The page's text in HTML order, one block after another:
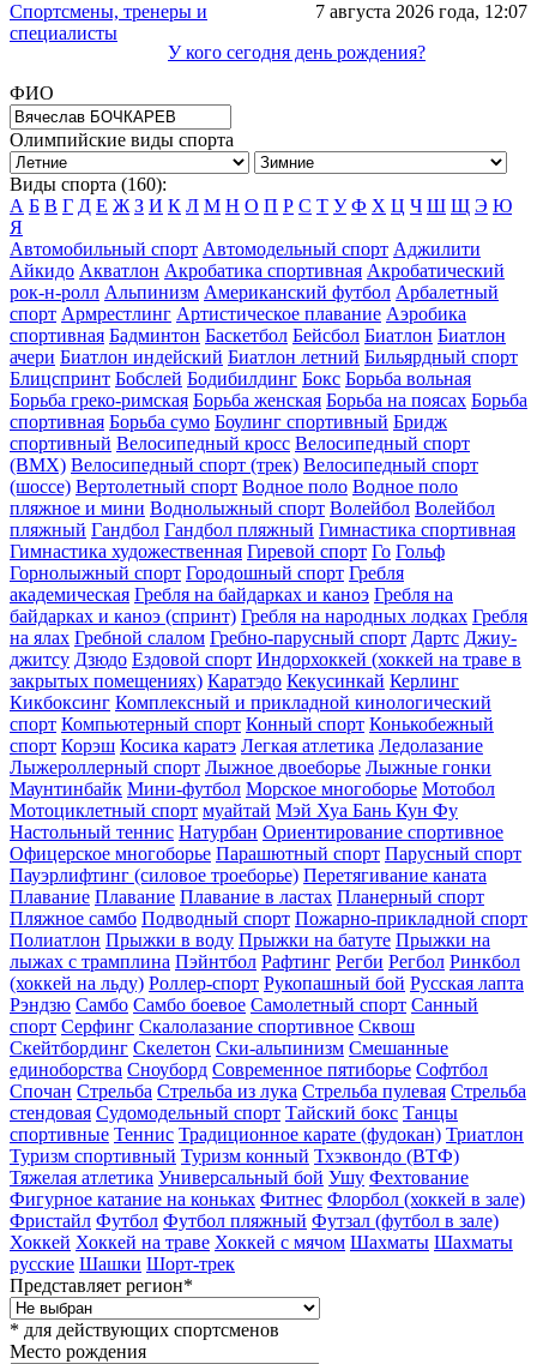
7 августа 2026 года, 12:07
У кого сегодня день рождения?
Спортсмены, тренеры и
специалисты
ФИО
Олимпийские виды спорта
Виды спорта (160):
А Б В Г Д Е Ж З И К Л М Н О П Р С Т У Ф Х Ц Ч Ш Щ Э Ю
Я
Автомобильный спорт Автомодельный спорт Аджилити
Айкидо Акватлон Акробатика спортивная Акробатический
рок-н-ролл Альпинизм Американский футбол Арбалетный
спорт Армрестлинг Артистическое плавание Аэробика
спортивная Бадминтон Баскетбол Бейсбол Биатлон Биатлон
ачери Биатлон индейский Биатлон летний Бильярдный спорт
Блицспринт Бобслей Бодибилдинг Бокс Борьба вольная
Борьба греко-римская Борьба женская Борьба на поясах Борьба
спортивная Борьба сумо Боулинг спортивный Бридж
спортивный Велосипедный кросс Велосипедный спорт
(BMX) Велосипедный спорт (трек) Велосипедный спорт
(шоссе) Вертолетный спорт Водное поло Водное поло
пляжное и мини Воднолыжный спорт Волейбол Волейбол
пляжный Гандбол Гандбол пляжный Гимнастика спортивная
Гимнастика художественная Гиревой спорт Го Гольф
Горнолыжный спорт Городошный спорт Гребля
академическая Гребля на байдарках и каноэ Гребля на
байдарках и каноэ (спринт) Гребля на народных лодках Гребля
на ялах Гребной слалом Гребно-парусный спорт Дартс Джиу-
джитсу Дзюдо Ездовой спорт Индорхоккей (хоккей на траве в
закрытых помещениях) Каратэдо Кекусинкай Керлинг
Кикбоксинг Комплексный и прикладной кинологический
спорт Компьютерный спорт Конный спорт Конькобежный
спорт Корэш Косика каратэ Легкая атлетика Ледолазание
Лыжероллерный спорт Лыжное двоеборье Лыжные гонки
Маунтинбайк Мини-футбол Морское многоборье Мотобол
Мотоциклетный спорт муайтай Мэй Хуа Бань Кун Фу
Настольный теннис Натурбан Ориентирование cпортивное
Офицерское многоборье Парашютный спорт Парусный спорт
Пауэрлифтинг (силовое троеборье) Перетягивание каната
Плавание Плавание Плавание в ластах Планерный спорт
Пляжное самбо Подводный спорт Пожарно-прикладной спорт
Полиатлон Прыжки в воду Прыжки на батуте Прыжки на
лыжах с трамплина Пэйнтбол Рафтинг Регби Регбол Ринкбол
(хоккей на льду) Роллер-спорт Рукопашный бой Русская лапта
Рэндзю Самбо Самбо боевое Самолетный спорт Санный
спорт Серфинг Скалолазание спортивное Сквош
Скейтбординг Скелетон Ски-альпинизм Смешанные
единоборства Сноуборд Современное пятиборье Софтбол
Спочан Стрельба Стрельба из лука Стрельба пулевая Стрельба
стендовая Судомодельный спорт Тайский бокс Танцы
спортивные Теннис Традиционное карате (фудокан) Триатлон
Туризм cпортивный Туризм конный Тхэквондо (ВТФ)
Тяжелая атлетика Универсальный бой Ушу Фехтование
Фигурное катание на коньках Фитнес Флорбол (хоккей в зале)
Фристайл Футбол Футбол пляжный Футзал (футбол в зале)
Хоккей Хоккей на траве Хоккей с мячом Шахматы Шахматы
русские Шашки Шорт-трек
Представляет регион*
* для действующих спортсменов
Место рождения